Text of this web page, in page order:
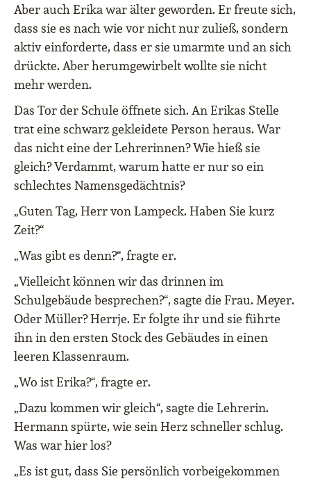
Aber auch Erika war älter geworden. Er freute sich,
dass sie es nach wie vor nicht nur zuließ, sondern
aktiv einforderte, dass er sie umarmte und an sich
drückte. Aber herumgewirbelt wollte sie nicht
mehr werden.
Das Tor der Schule öffnete sich. An Erikas Stelle
trat eine schwarz gekleidete Person heraus. War
das nicht eine der Lehrerinnen? Wie hieß sie
gleich? Verdammt, warum hatte er nur so ein
schlechtes Namensgedächtnis?
„Guten Tag, Herr von Lampeck. Haben Sie kurz
Zeit?“
„Was gibt es denn?“, fragte er.
„Vielleicht können wir das drinnen im
Schulgebäude besprechen?“, sagte die Frau. Meyer.
Oder Müller? Herrje. Er folgte ihr und sie führte
ihn in den ersten Stock des Gebäudes in einen
leeren Klassenraum.
„Wo ist Erika?“, fragte er.
„Dazu kommen wir gleich“, sagte die Lehrerin.
Hermann spürte, wie sein Herz schneller schlug.
Was war hier los?
„Es ist gut, dass Sie persönlich vorbeigekommen